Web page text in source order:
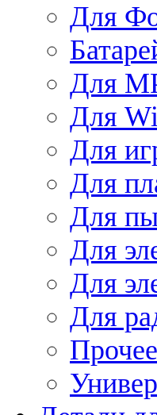
Для
Для
Для
Для
Для
Для
Для
Для
Для
Прочее